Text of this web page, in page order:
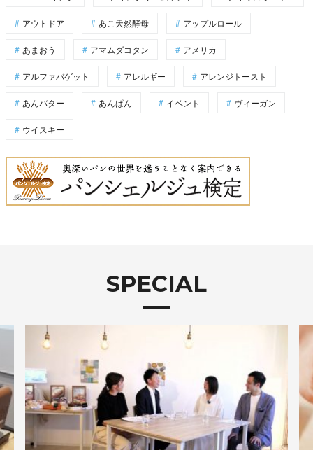
アウトドア あこ天然酵母 アップルロール
あまおう アマムダコタン アメリカ
アルファバゲット アレルギー アレンジトースト
あんバター あんぱん イベント ヴィーガン
ウイスキー
SPECIAL